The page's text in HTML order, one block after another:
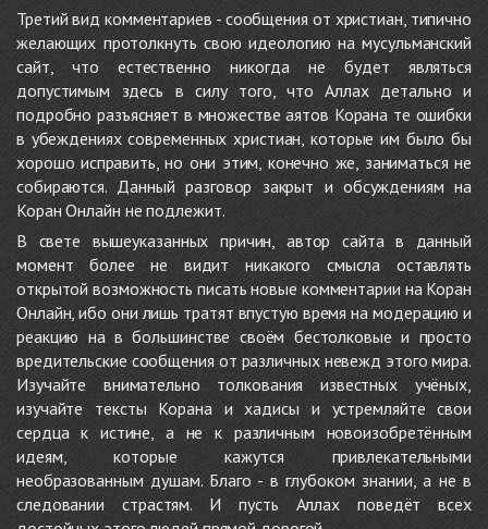
Третий вид комментариев - сообщения от христиан, типично
желающих протолкнуть свою идеологию на мусульманский
сайт, что естественно никогда не будет являться
допустимым здесь в силу того, что Аллах детально и
подробно разъясняет в множестве аятов Корана те ошибки
в убеждениях современных христиан, которые им было бы
хорошо исправить, но они этим, конечно же, заниматься не
собираются. Данный разговор закрыт и обсуждениям на
Коран Онлайн не подлежит.
В свете вышеуказанных причин, автор сайта в данный
момент более не видит никакого смысла оставлять
открытой возможность писать новые комментарии на Коран
Онлайн, ибо они лишь тратят впустую время на модерацию и
реакцию на в большинстве своём бестолковые и просто
вредительские сообщения от различных невежд этого мира.
Изучайте внимательно толкования известных учёных,
изучайте тексты Корана и хадисы и устремляйте свои
сердца к истине, а не к различным новоизобретённым
идеям, которые кажутся привлекательными
необразованным душам. Благо - в глубоком знании, а не в
следовании страстям. И пусть Аллах поведёт всех